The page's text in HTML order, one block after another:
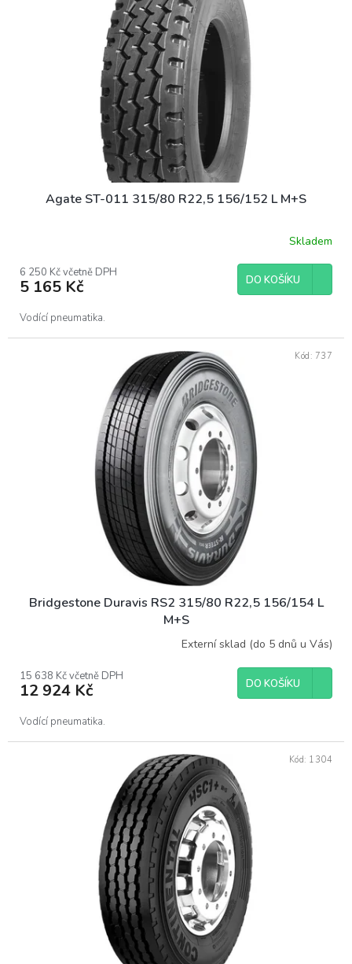
Agate ST-011 315/80 R22,5 156/152 L M+S
Skladem
6 250 Kč včetně DPH
5 165 Kč DO KOŠÍKU
Vodící pneumatika.
Bridgestone Duravis RS2 315/80 R22,5 156/154 L
M+S
Externí sklad (do 5 dnů u Vás)
15 638 Kč včetně DPH
12 924 Kč DO KOŠÍKU
Vodící pneumatika.
Kód: 737
Kód: 1304